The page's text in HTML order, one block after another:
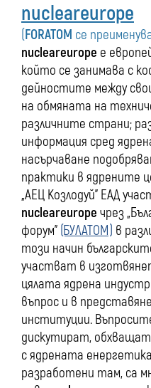
nucleareurope
(FORATOM се
nucleareurope е
който се занимава с
дейностите между
на обмяната на
различните страни;
информация сред
насърчаване
практики в ядрените
„АЕЦ Козлодуй” ЕАД
nucleareurope чрез
форум” (БУЛАТОМ) в
този начин
участват в
цялата ядрена
въпрос и в
институции.
дискутират, обхващат
с ядрената
разработени там, са